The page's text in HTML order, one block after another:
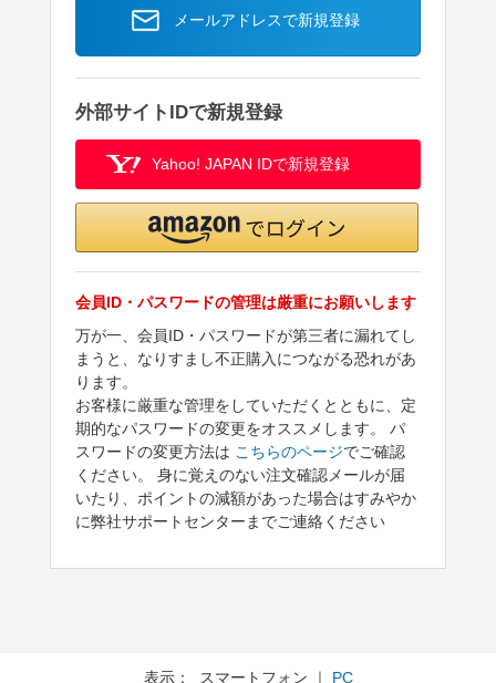
メールアドレスで新規登録
外部サイトIDで新規登録
Yahoo! JAPAN IDで新規登録
会員ID・パスワードの管理は厳重にお願いします
万が一、会員ID・パスワードが第三者に漏れてし
まうと、なりすまし不正購入につながる恐れがあ
ります。
お客様に厳重な管理をしていただくとともに、定
期的なパスワードの変更をオススメします。 パ
スワードの変更方法は こちらのページでご確認
ください。 身に覚えのない注文確認メールが届
いたり、ポイントの減額があった場合はすみやか
に弊社サポートセンターまでご連絡ください
表示： スマートフォン ｜ PC